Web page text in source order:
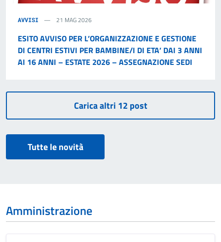
AVVISI 21 MAG 2026
ESITO AVVISO PER L’ORGANIZZAZIONE E GESTIONE
DI CENTRI ESTIVI PER BAMBINE/I DI ETA’ DAI 3 ANNI
AI 16 ANNI – ESTATE 2026 – ASSEGNAZIONE SEDI
Tutte le novità
Amministrazione